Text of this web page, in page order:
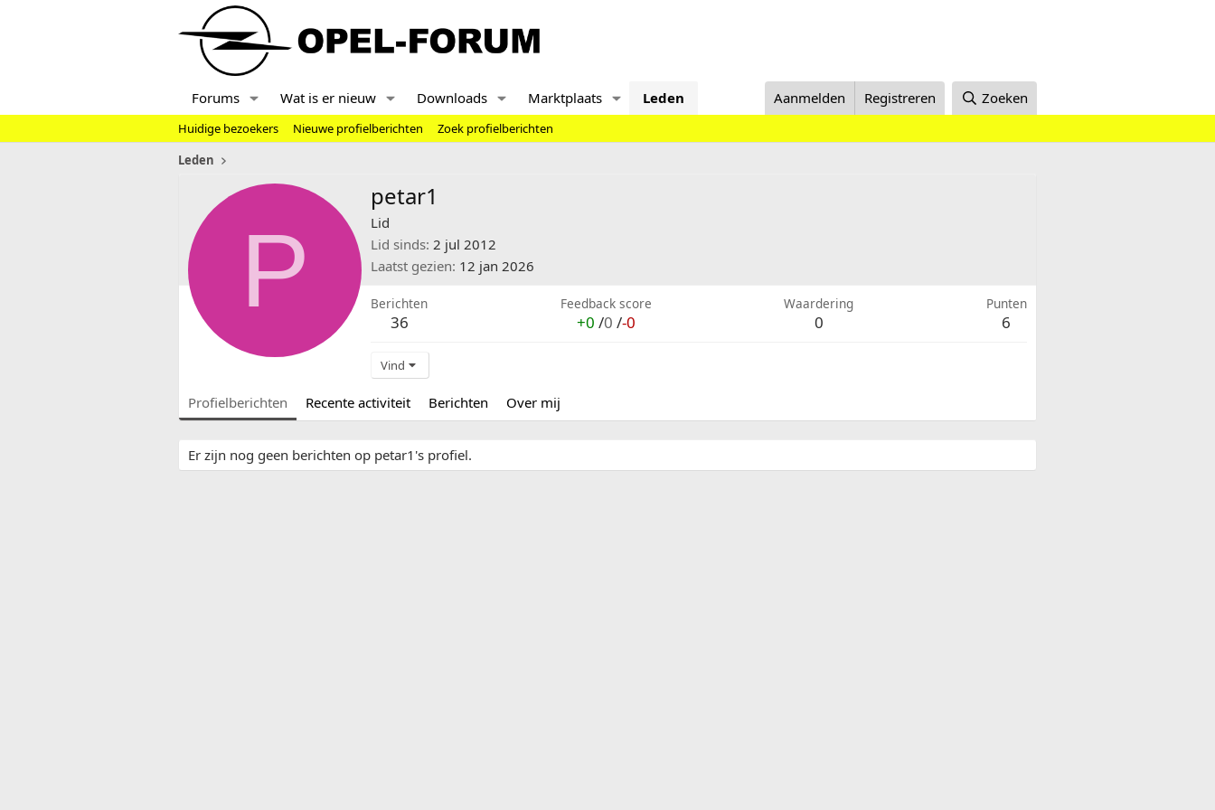
Forums Wat is er nieuw Downloads Marktplaats Leden Aanmelden Registreren Zoeken
Huidige bezoekers Nieuwe profielberichten
Zoek profielberichten
Leden
P
petar1
Lid
Lid sinds 2 jul 2012
Laatst gezien 12 jan 2026
Berichten
36
Feedback score
+0 /0 /-0
Waardering
0
Punten
6
Vind
Profielberichten Recente activiteit Berichten Over mij
Er zijn nog geen berichten op petar1's profiel.